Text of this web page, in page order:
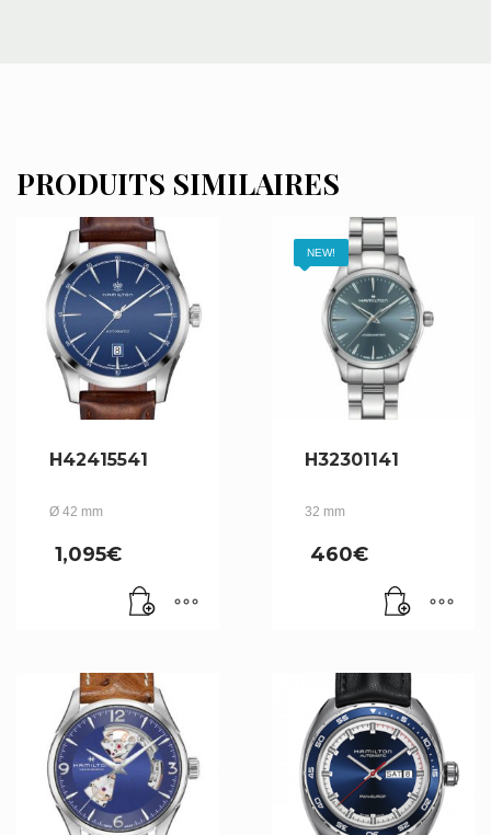
PRODUITS SIMILAIRES
H42415541
Ø 42 mm
1,095€
NEW!
H32301141
32 mm
460€